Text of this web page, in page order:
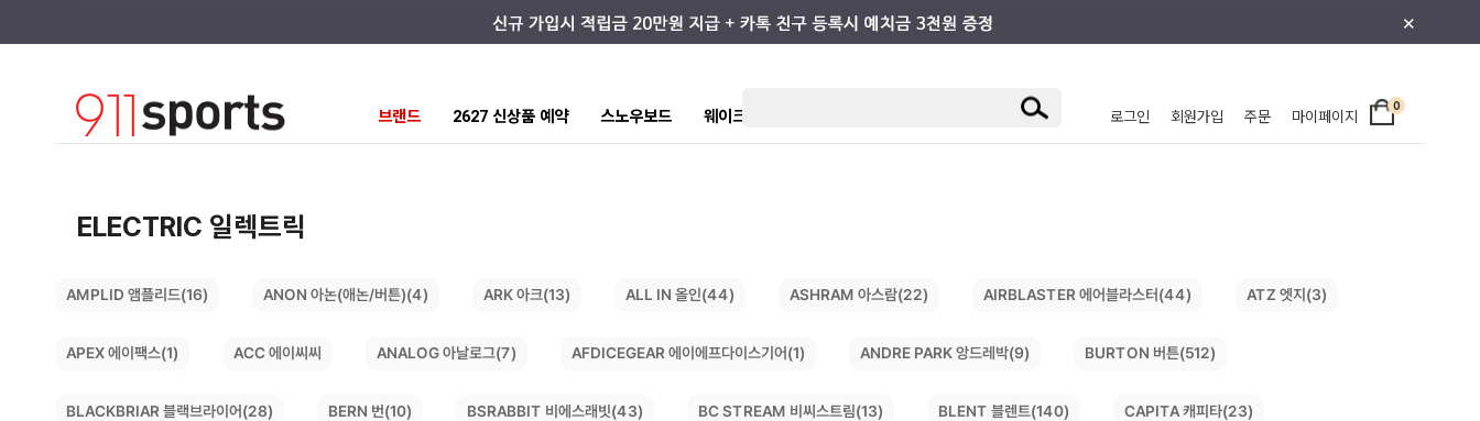
×
브랜드 2627 신상품 예약 스노우보드 웨이크/서핑 키즈/주니어 로그인 회원가입 주문 마이페이지
0
ELECTRIC 일렉트릭
AMPLID 앰플리드(16) ANON 아논(애논/버튼)(4) ARK 아크(13) ALL IN 올인(44) ASHRAM 아스람(22) AIRBLASTER 에어블라스터(44) ATZ 엣지(3)
APEX 에이팩스(1) ACC 에이씨씨 ANALOG 아날로그(7) AFDICEGEAR 에이에프다이스기어(1) ANDRE PARK 앙드레박(9) BURTON 버튼(512)
BLACKBRIAR 블랙브라이어(28) BERN 번(10) BSRABBIT 비에스래빗(43) BC STREAM 비씨스트림(13) BLENT 블렌트(140) CAPITA 캐피타(23)